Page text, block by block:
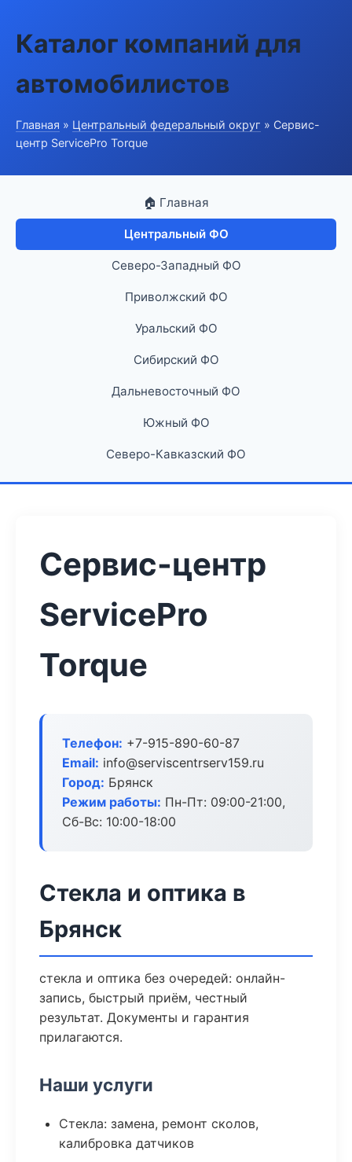
Каталог компаний для
автомобилистов
Главная » Центральный федеральный округ » Сервис-
центр ServicePro Torque
🏠 Главная
Центральный ФО
Северо-Западный ФО
Приволжский ФО
Уральский ФО
Сибирский ФО
Дальневосточный ФО
Южный ФО
Северо-Кавказский ФО
Сервис-центр
ServicePro
Torque
Телефон: +7-915-890-60-87
Email: info@serviscentrserv159.ru
Город: Брянск
Режим работы: Пн-Пт: 09:00-21:00,
Сб-Вс: 10:00-18:00
Стекла и оптика в
Брянск
стекла и оптика без очередей: онлайн-
запись, быстрый приём, честный
результат. Документы и гарантия
прилагаются.
Наши услуги
Стекла: замена, ремонт сколов,
калибровка датчиков